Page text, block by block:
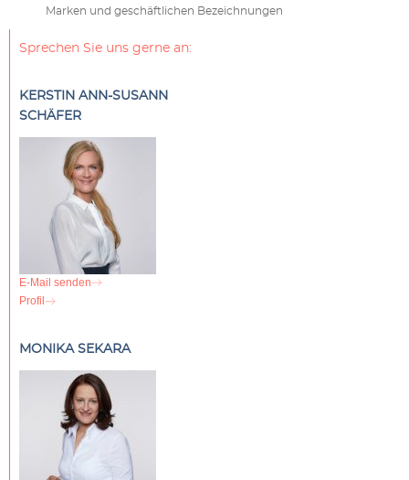
Marken und geschäftlichen Bezeichnungen
Sprechen Sie uns gerne an:
KERSTIN ANN-SUSANN
SCHÄFER
E-Mail senden
Profil
MONIKA SEKARA